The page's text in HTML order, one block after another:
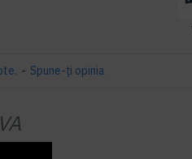
- Spune-ţi opinia